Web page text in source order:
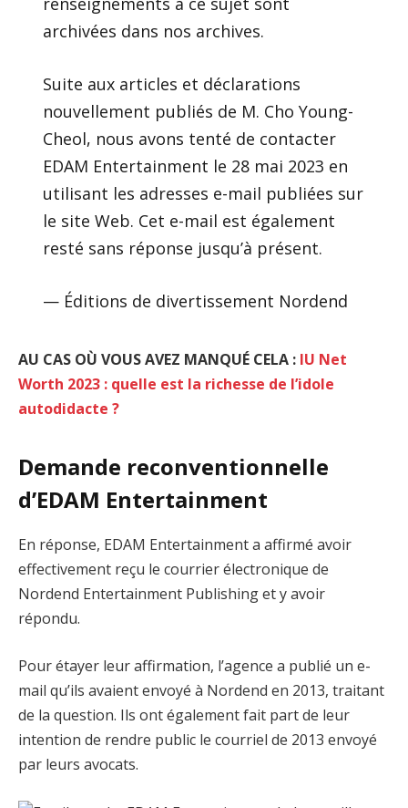
archivées dans nos archives.
Suite aux articles et déclarations
nouvellement publiés de M. Cho Young-
Cheol, nous avons tenté de contacter
EDAM Entertainment le 28 mai 2023 en
utilisant les adresses e-mail publiées sur
le site Web. Cet e-mail est également
resté sans réponse jusqu’à présent.
— Éditions de divertissement Nordend
AU CAS OÙ VOUS AVEZ MANQUÉ CELA : IU Net
Worth 2023 : quelle est la richesse de l’idole
autodidacte ?
Demande reconventionnelle
d’EDAM Entertainment
En réponse, EDAM Entertainment a affirmé avoir
effectivement reçu le courrier électronique de
Nordend Entertainment Publishing et y avoir
répondu.
Pour étayer leur affirmation, l’agence a publié un e-
mail qu’ils avaient envoyé à Nordend en 2013, traitant
de la question. Ils ont également fait part de leur
intention de rendre public le courriel de 2013 envoyé
par leurs avocats.